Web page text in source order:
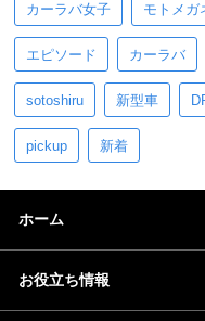
カーラバ女子 モトメガ
エピソード カーラバ
sotoshiru 新型車
pickup 新着
ホーム
お役立ち情報